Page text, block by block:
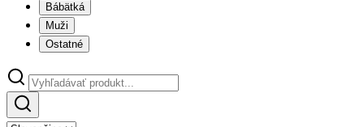
Bábätká
Muži
Ostatné